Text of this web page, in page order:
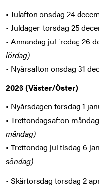
• Julafton onsdag 24
• Juldagen torsdag 25
• Annandag jul fredag 26
lördag)
• Nyårsafton onsdag 31
2026 (Väster/Öster)
• Nyårsdagen torsdag 1
• Trettondagsafton
måndag)
• Trettondag jul tisdag 6
söndag)
• Skärtorsdag torsdag 2